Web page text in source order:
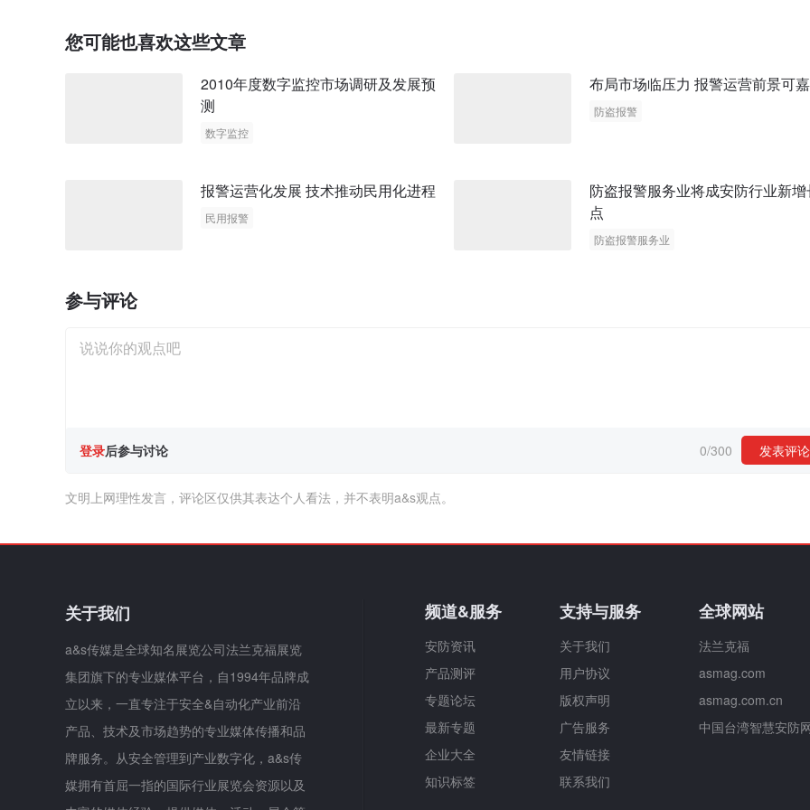
您可能也喜欢这些文章
2010年度数字监控市场调研及发展预
测
数字监控
布局市场临压力 报警运营前景可嘉
防盗报警
报警运营化发展 技术推动民用化进程
民用报警
防盗报警服务业将成安防行业新
点
防盗报警服务业
参与评论
登录后参与讨论 0/300 发表评论
文明上网理性发言，评论区仅供其表达个人看法，并不表明a&s观点。
关于我们
a&s传媒是全球知名展览公司法兰克福展览
集团旗下的专业媒体平台，自1994年品牌成
立以来，一直专注于安全&自动化产业前沿
产品、技术及市场趋势的专业媒体传播和品
牌服务。从安全管理到产业数字化，a&s传
媒拥有首屈一指的国际行业展览会资源以及
频道&服务
安防资讯
产品测评
专题论坛
最新专题
企业大全
知识标签
支持与服务
关于我们
用户协议
版权声明
广告服务
友情链接
联系我们
全球网站
法兰克福
asmag.com
asmag.com.cn
中国台湾智慧安防